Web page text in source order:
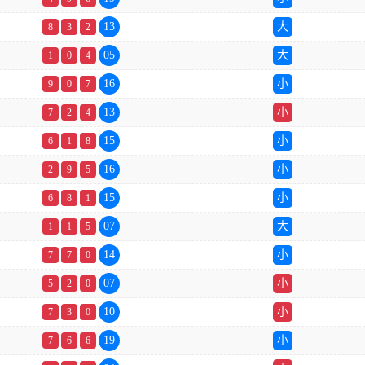
8 3 2 13 大
1 0 4 05 大
9 0 7 16 小
7 2 4 13 小
6 1 8 15 小
2 9 5 16 小
6 8 1 15 小
1 1 5 07 大
7 7 0 14 小
5 2 0 07 小
7 3 0 10 小
7 6 6 19 小